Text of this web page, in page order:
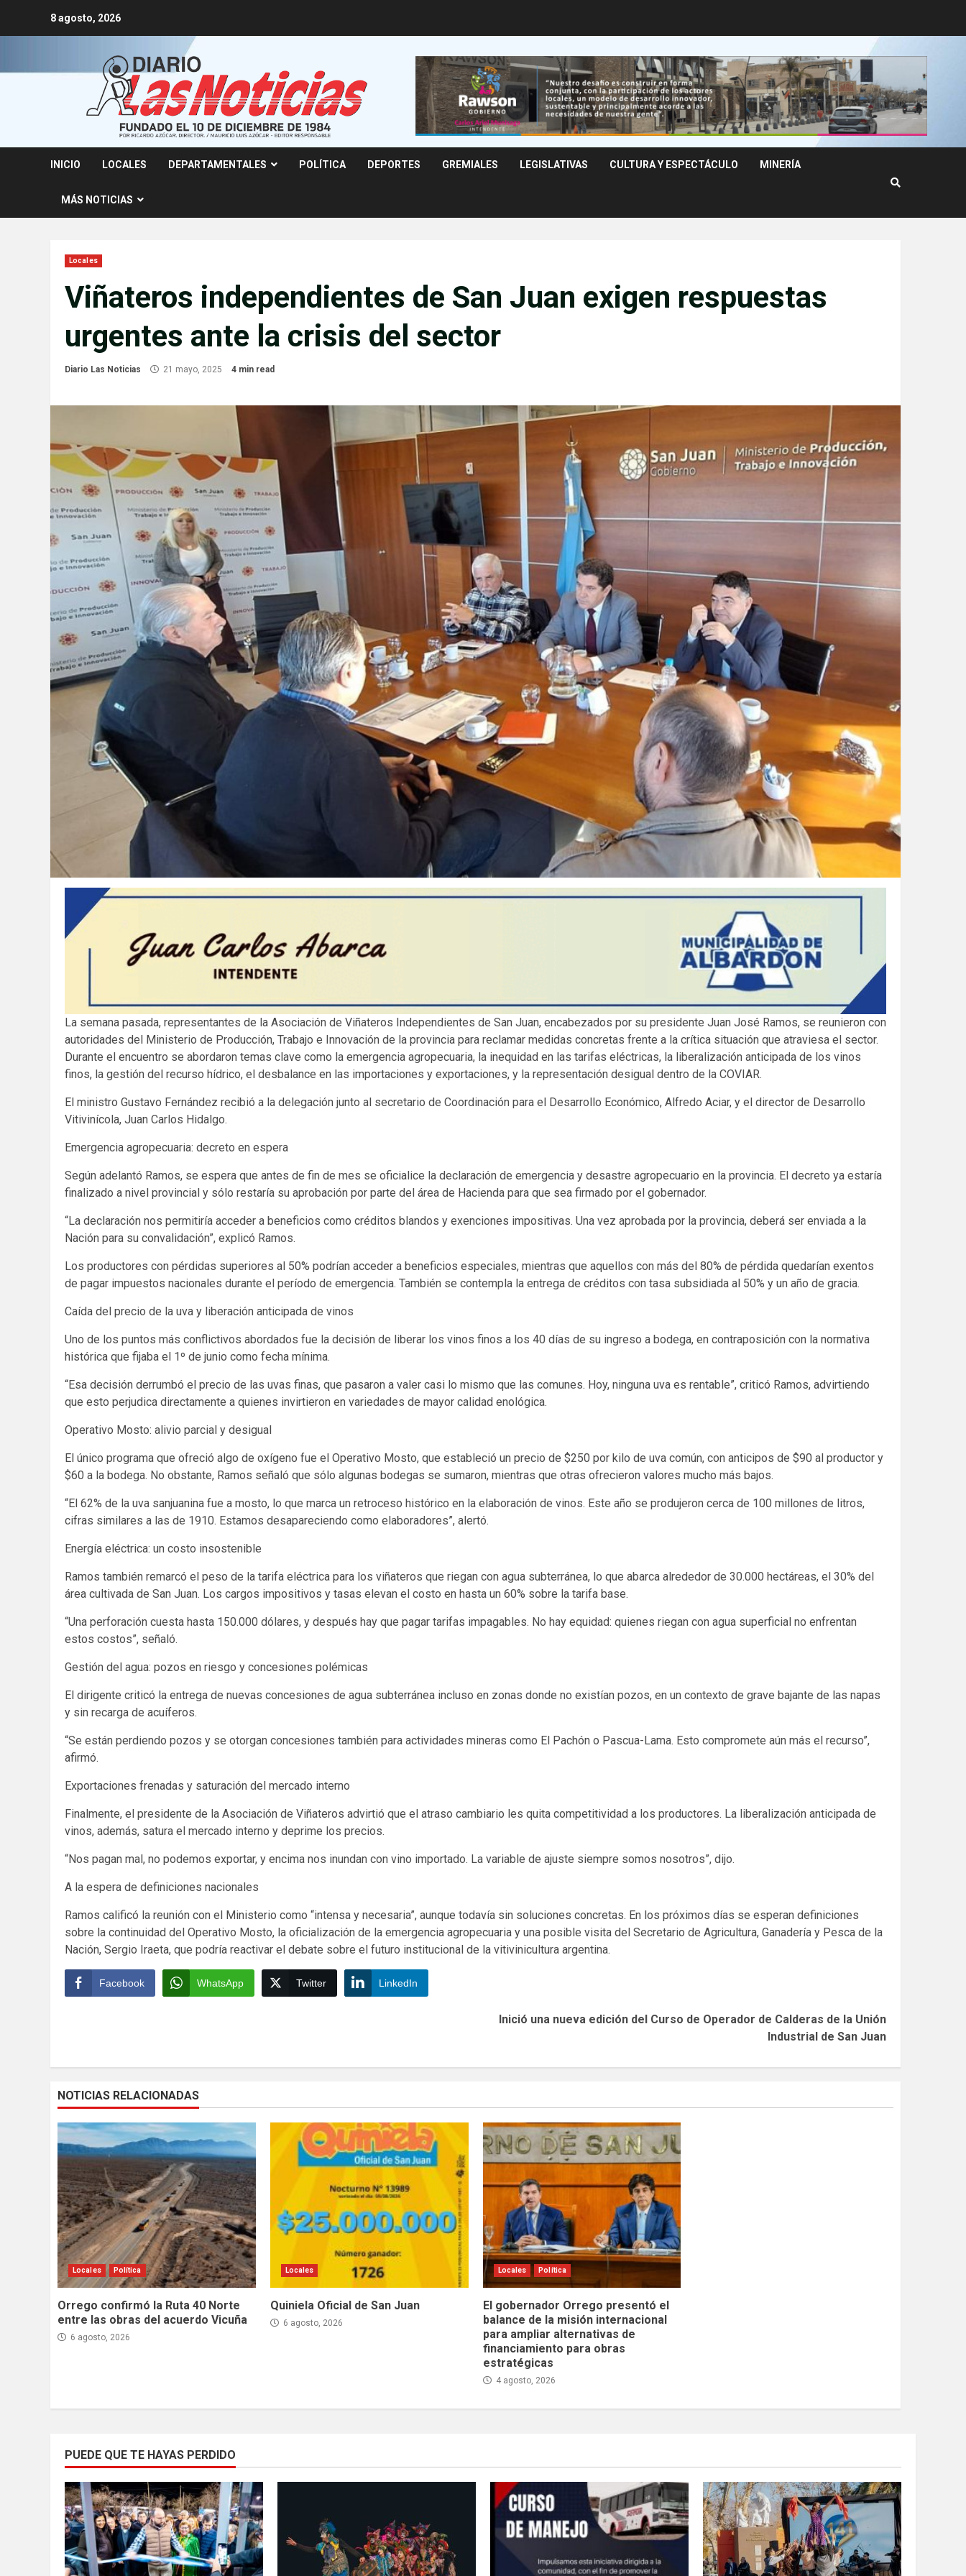
8 agosto, 2026
INICIO LOCALES DEPARTAMENTALES POLÍTICA DEPORTES GREMIALES LEGISLATIVAS CULTURA Y ESPECTÁCULO MINERÍA
MÁS NOTICIAS
Locales
Viñateros independientes de San Juan exigen respuestas
urgentes ante la crisis del sector
Diario Las Noticias 21 mayo, 2025 4 min read
La semana pasada, representantes de la Asociación de Viñateros Independientes de San Juan, encabezados por su presidente Juan José Ramos, se reunieron con
autoridades del Ministerio de Producción, Trabajo e Innovación de la provincia para reclamar medidas concretas frente a la crítica situación que atraviesa el sector.
Durante el encuentro se abordaron temas clave como la emergencia agropecuaria, la inequidad en las tarifas eléctricas, la liberalización anticipada de los vinos
finos, la gestión del recurso hídrico, el desbalance en las importaciones y exportaciones, y la representación desigual dentro de la COVIAR.
El ministro Gustavo Fernández recibió a la delegación junto al secretario de Coordinación para el Desarrollo Económico, Alfredo Aciar, y el director de Desarrollo
Vitivinícola, Juan Carlos Hidalgo.
Emergencia agropecuaria: decreto en espera
Según adelantó Ramos, se espera que antes de fin de mes se oficialice la declaración de emergencia y desastre agropecuario en la provincia. El decreto ya estaría
finalizado a nivel provincial y sólo restaría su aprobación por parte del área de Hacienda para que sea firmado por el gobernador.
“La declaración nos permitiría acceder a beneficios como créditos blandos y exenciones impositivas. Una vez aprobada por la provincia, deberá ser enviada a la
Nación para su convalidación”, explicó Ramos.
Los productores con pérdidas superiores al 50% podrían acceder a beneficios especiales, mientras que aquellos con más del 80% de pérdida quedarían exentos
de pagar impuestos nacionales durante el período de emergencia. También se contempla la entrega de créditos con tasa subsidiada al 50% y un año de gracia.
Caída del precio de la uva y liberación anticipada de vinos
Uno de los puntos más conflictivos abordados fue la decisión de liberar los vinos finos a los 40 días de su ingreso a bodega, en contraposición con la normativa
histórica que fijaba el 1º de junio como fecha mínima.
“Esa decisión derrumbó el precio de las uvas finas, que pasaron a valer casi lo mismo que las comunes. Hoy, ninguna uva es rentable”, criticó Ramos, advirtiendo
que esto perjudica directamente a quienes invirtieron en variedades de mayor calidad enológica.
Operativo Mosto: alivio parcial y desigual
El único programa que ofreció algo de oxígeno fue el Operativo Mosto, que estableció un precio de $250 por kilo de uva común, con anticipos de $90 al productor y
$60 a la bodega. No obstante, Ramos señaló que sólo algunas bodegas se sumaron, mientras que otras ofrecieron valores mucho más bajos.
“El 62% de la uva sanjuanina fue a mosto, lo que marca un retroceso histórico en la elaboración de vinos. Este año se produjeron cerca de 100 millones de litros,
cifras similares a las de 1910. Estamos desapareciendo como elaboradores”, alertó.
Energía eléctrica: un costo insostenible
Ramos también remarcó el peso de la tarifa eléctrica para los viñateros que riegan con agua subterránea, lo que abarca alrededor de 30.000 hectáreas, el 30% del
área cultivada de San Juan. Los cargos impositivos y tasas elevan el costo en hasta un 60% sobre la tarifa base.
“Una perforación cuesta hasta 150.000 dólares, y después hay que pagar tarifas impagables. No hay equidad: quienes riegan con agua superficial no enfrentan
estos costos”, señaló.
Gestión del agua: pozos en riesgo y concesiones polémicas
El dirigente criticó la entrega de nuevas concesiones de agua subterránea incluso en zonas donde no existían pozos, en un contexto de grave bajante de las napas
y sin recarga de acuíferos.
“Se están perdiendo pozos y se otorgan concesiones también para actividades mineras como El Pachón o Pascua-Lama. Esto compromete aún más el recurso”,
afirmó.
Exportaciones frenadas y saturación del mercado interno
Finalmente, el presidente de la Asociación de Viñateros advirtió que el atraso cambiario les quita competitividad a los productores. La liberalización anticipada de
vinos, además, satura el mercado interno y deprime los precios.
“Nos pagan mal, no podemos exportar, y encima nos inundan con vino importado. La variable de ajuste siempre somos nosotros”, dijo.
A la espera de definiciones nacionales
Ramos calificó la reunión con el Ministerio como “intensa y necesaria”, aunque todavía sin soluciones concretas. En los próximos días se esperan definiciones
sobre la continuidad del Operativo Mosto, la oficialización de la emergencia agropecuaria y una posible visita del Secretario de Agricultura, Ganadería y Pesca de la
Nación, Sergio Iraeta, que podría reactivar el debate sobre el futuro institucional de la vitivinicultura argentina.
Facebook WhatsApp Twitter LinkedIn
Inició una nueva edición del Curso de Operador de Calderas de la Unión
Industrial de San Juan
NOTICIAS RELACIONADAS
Locales Política
Orrego confirmó la Ruta 40 Norte
entre las obras del acuerdo Vicuña
6 agosto, 2026
Locales
Quiniela Oficial de San Juan
6 agosto, 2026
Locales Política
El gobernador Orrego presentó el
balance de la misión internacional
para ampliar alternativas de
financiamiento para obras
estratégicas
4 agosto, 2026
PUEDE QUE TE HAYAS PERDIDO